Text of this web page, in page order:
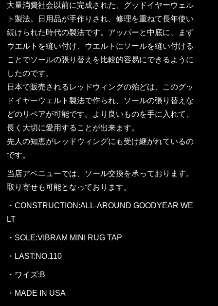
大量消費社会以前に完成された、グッドイヤーウェル
ト製法。日用品が手作りされ、修理を重ねて長年使い
続けられた時代の製法です。アッパーと中底に、まず
ウエルトを縫い付け、ウエルトにソールを縫い付ける
ことでソールの張り替えを比較的容易にできるように
したのです。
日本で販売されるレッドウィングの殆どは、このグッ
ドイヤーウェルト製法で作られ、ソールの張り替えな
どのリペアが可能です。より良いものを手に入れて、
長く大切に愛用することが出来ます。
先人の知恵がレッドウィングにも受け継がれているの
です。
当店アベニューでは、ソール交換を承っております。
取り寄せも可能となっております。
・CONSTRUCTION:ALL-AROUND GOODYEAR WE
LT
・SOLE:VIBRAM MINI RUG TAP
・LAST:NO.110
・ワイズ:B
・MADE IN USA